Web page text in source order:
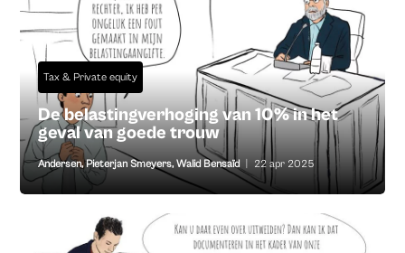
Tax & Private equity
De belastingverhoging van 10% in het
geval van goede trouw
Andersen,Pieterjan Smeyers,Walid Bensaïd 22 apr 2025